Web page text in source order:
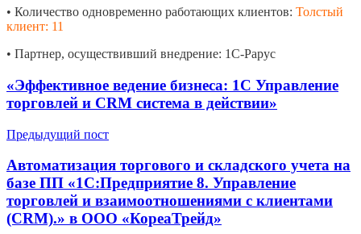
• Количество одновременно работающих клиентов: Толстый
клиент: 11
• Партнер, осуществивший внедрение: 1С-Рарус
«Эффективное ведение бизнеса: 1C Управление
торговлей и CRM система в действии»
Предыдущий пост
Автоматизация торгового и складского учета на
базе ПП «1С:Предприятие 8. Управление
торговлей и взаимоотношениями с клиентами
(CRM).» в ООО «КореаТрейд»